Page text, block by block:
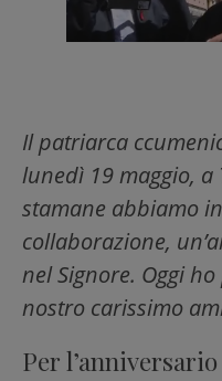
Il patriarca
lunedì 19 maggio, a
stamane abbiamo
collaborazione,
nel Signore. Oggi
nostro carissimo
Per